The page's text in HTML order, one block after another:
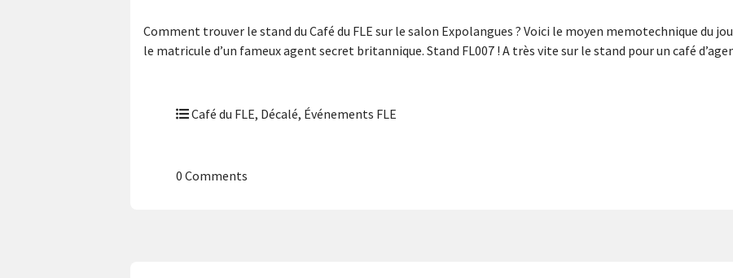
Comment trouver le stand du Café du FLE sur le salon Expolangues ? Voici le moyen memotechnique du
le matricule d’un fameux agent secret britannique. Stand FL007 ! A très vite sur le stand pour un café
Café du FLE, Décalé, Événements FLE
0 Comments